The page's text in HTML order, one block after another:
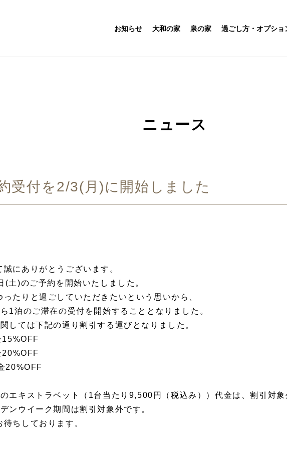
お知らせ 大和の家 泉の家 過ごし方・オプショ
ニュース
受付を2/3(月)に開始しました
にありがとうございます。
土)のご予約を開始いたしました。
たりと過ごしていただきたいという思いから、
1泊のご滞在の受付を開始することとなりました。
しては下記の通り割引する運びとなりました。
15%OFF
20%OFF
20%OFF
エキストラベット（1台当たり9,500円（税込み））代金は、割引対象
ンウイーク期間は割引対象外です。
ちしております。